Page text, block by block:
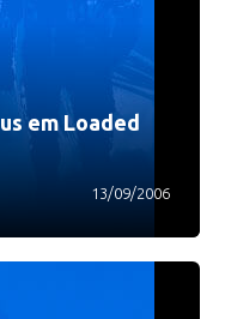
em Loaded
13/09/2006